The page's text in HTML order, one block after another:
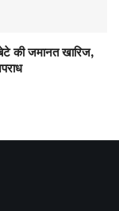
बेटे की जमानत खारिज,